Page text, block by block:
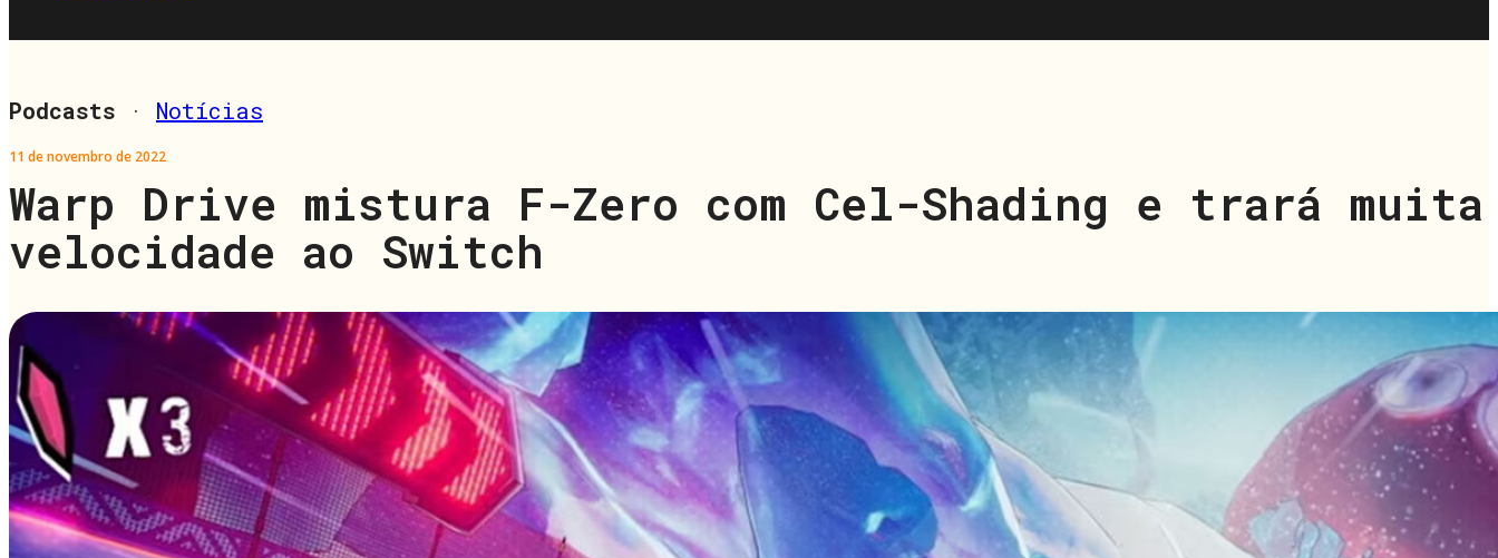
Podcasts · Notícias
11 de novembro de 2022
Warp Drive mistura F-Zero com Cel-Shading e trará muita
velocidade ao Switch